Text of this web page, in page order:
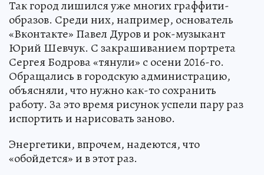
Так город лишился уже многих граффити-
образов. Среди них, например, основатель
«Вконтакте» Павел Дуров и рок-музыкант
Юрий Шевчук. С закрашиванием портрета
Сергея Бодрова «тянули» с осени 2016-го.
Обращались в городскую администрацию,
объясняли, что нужно как-то сохранить
работу. За это время рисунок успели пару раз
испортить и нарисовать заново.
Энергетики, впрочем, надеются, что
«обойдется» и в этот раз.